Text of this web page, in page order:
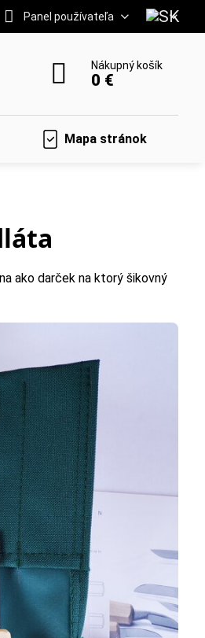
Panel používateľa
Nákupný košík
0 €
Mapa stránok
ako darček na ktorý šikovný